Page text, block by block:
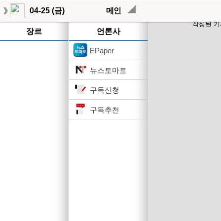
04-25 (금) 메인
장르 언론사
EPaper
뉴스토마토
구독신청
구독추천
작성된